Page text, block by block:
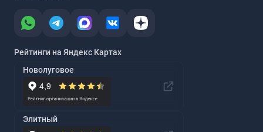
Рейтинги на Яндекс Картах
Новолуговое
Элитный